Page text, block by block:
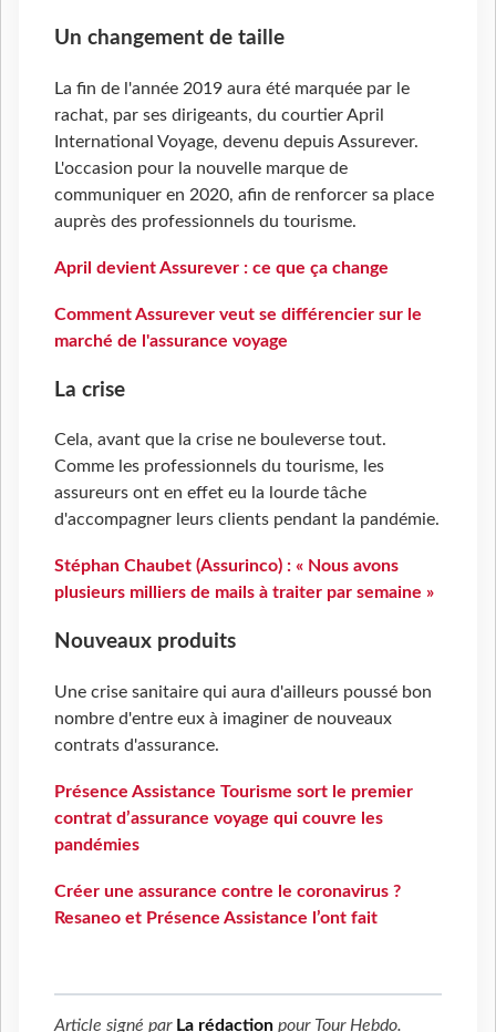
Un changement de taille
La fin de l'année 2019 aura été marquée par le
rachat, par ses dirigeants, du courtier April
International Voyage, devenu depuis Assurever.
L'occasion pour la nouvelle marque de
communiquer en 2020, afin de renforcer sa place
auprès des professionnels du tourisme.
April devient Assurever : ce que ça change
Comment Assurever veut se différencier sur le
marché de l'assurance voyage
La crise
Cela, avant que la crise ne bouleverse tout.
Comme les professionnels du tourisme, les
assureurs ont en effet eu la lourde tâche
d'accompagner leurs clients pendant la pandémie.
Stéphan Chaubet (Assurinco) : « Nous avons
plusieurs milliers de mails à traiter par semaine »
Nouveaux produits
Une crise sanitaire qui aura d'ailleurs poussé bon
nombre d'entre eux à imaginer de nouveaux
contrats d'assurance.
Présence Assistance Tourisme sort le premier
contrat d’assurance voyage qui couvre les
pandémies
Créer une assurance contre le coronavirus ?
Resaneo et Présence Assistance l’ont fait
Article signé par La rédaction pour Tour Hebdo.